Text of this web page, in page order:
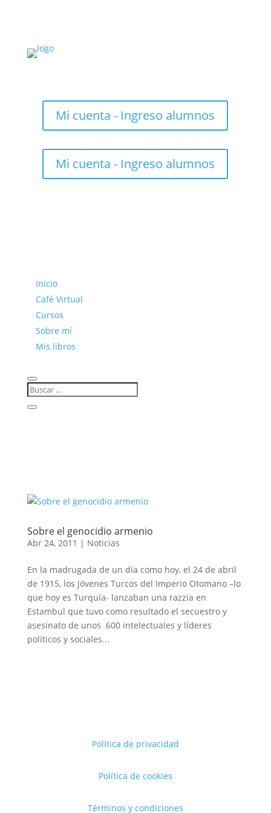
Mi cuenta - Ingreso alumnos
Mi cuenta - Ingreso alumnos
Inicio
Café Virtual
Cursos
Sobre mí
Mis libros
Sobre el genocidio armenio
Abr 24, 2011 | Noticias
En la madrugada de un día como hoy, el 24 de abril
de 1915, los Jóvenes Turcos del Imperio Otomano –lo
que hoy es Turquía- lanzaban una razzia en
Estambul que tuvo como resultado el secuestro y
asesinato de unos 600 intelectuales y líderes
políticos y sociales...
Política de privacidad
Política de cookies
Términos y condiciones